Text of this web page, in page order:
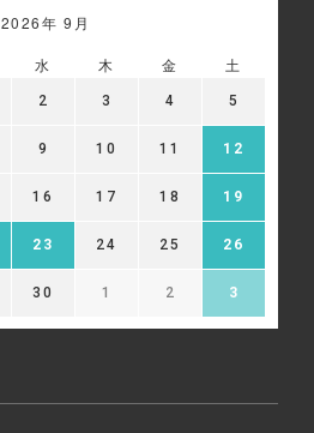
2026年 9月
水 木 金 土
2 3 4 5
9 10 11 12
16 17 18 19
23 24 25 26
30 1 2 3